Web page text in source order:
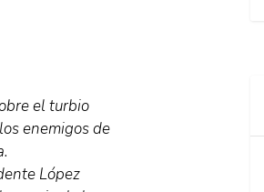
el turbio
enemigos de
López